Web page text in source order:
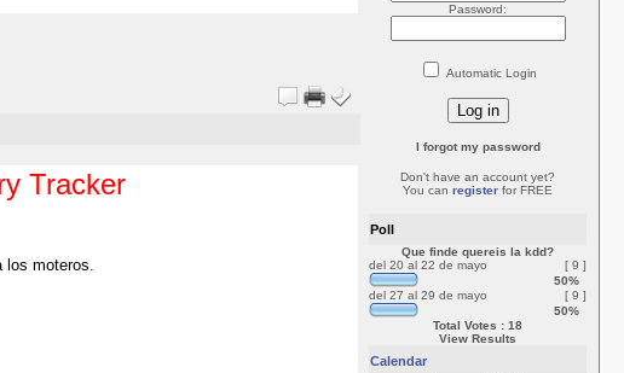
Tracker
moteros.
Password:
Automatic Login
I forgot my password
Don't have an account yet?
You can register for FREE
Poll
Que finde quereis la kdd?
del 20 al 22 de mayo
[ 9 ]
50%
del 27 al 29 de mayo
[ 9 ]
50%
Total Votes : 18
View Results
Calendar